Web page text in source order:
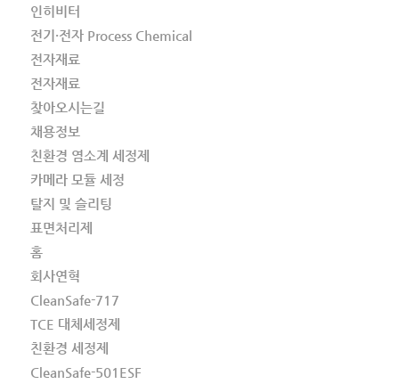
인히비터
전기·전자 Process Chemical
전자재료
전자재료
찾아오시는길
채용정보
친환경 염소계 세정제
카메라 모듈 세정
탈지 및 슬리팅
표면처리제
홈
회사연혁
CleanSafe-717
TCE 대체세정제
친환경 세정제
CleanSafe-501ESF